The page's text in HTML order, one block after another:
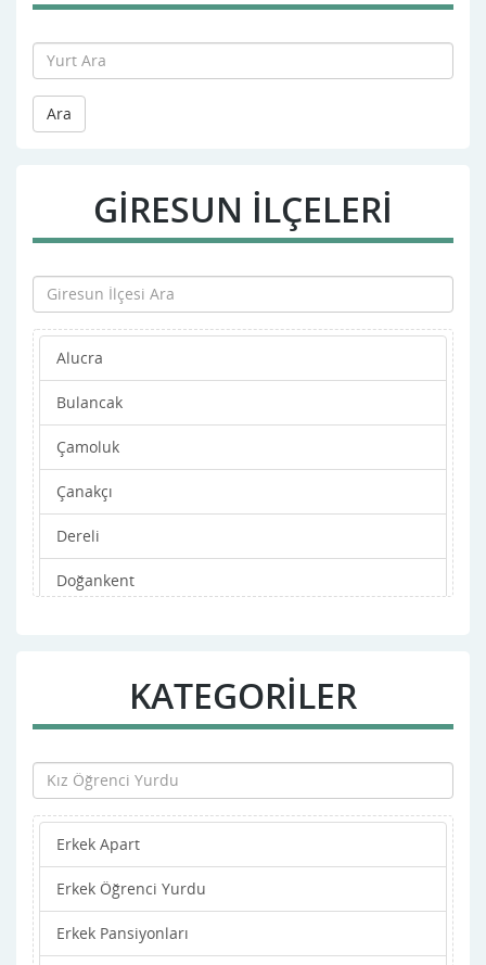
Ara
GIRESUN İLÇELERİ
Alucra
Bulancak
Çamoluk
Çanakçı
Dereli
Doğankent
Güce
Kesap
Merkez
Piraziz
Şebinkarahisar
KATEGORİLER
Erkek Apart
Erkek Öğrenci Yurdu
Erkek Pansiyonları